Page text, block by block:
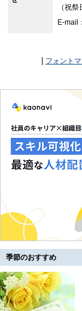
（祝
E-mail：
| フォント
季節のおすすめ